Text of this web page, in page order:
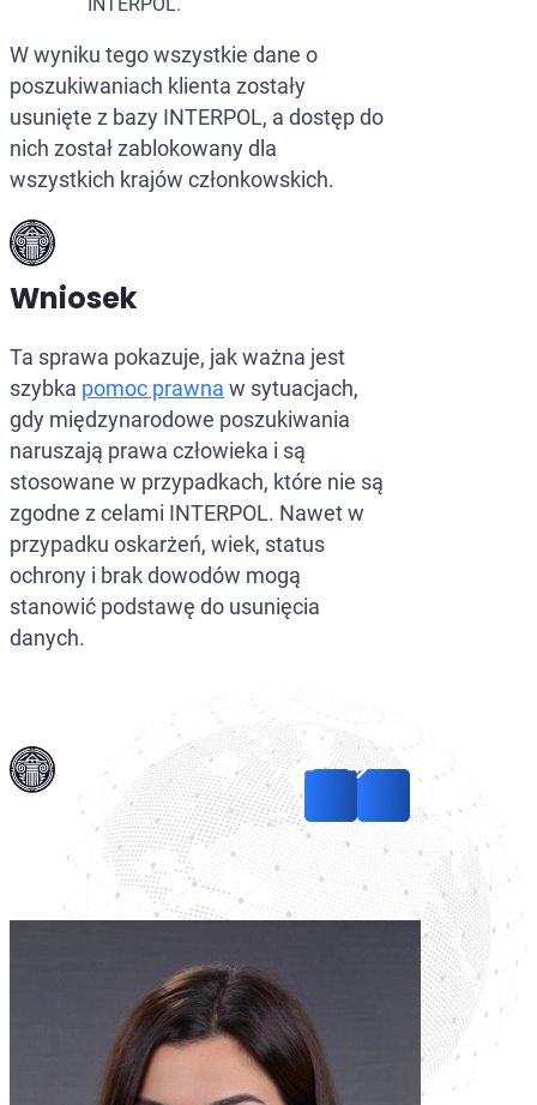
INTERPOL.
W wyniku tego wszystkie dane o
poszukiwaniach klienta zostały
usunięte z bazy INTERPOL, a dostęp do
nich został zablokowany dla
wszystkich krajów członkowskich.
Wniosek
Ta sprawa pokazuje, jak ważna jest
szybka pomoc prawna w sytuacjach,
gdy międzynarodowe poszukiwania
naruszają prawa człowieka i są
stosowane w przypadkach, które nie są
zgodne z celami INTERPOL. Nawet w
przypadku oskarżeń, wiek, status
ochrony i brak dowodów mogą
stanowić podstawę do usunięcia
danych.
dotyczących
międzynarodowego
poszukiwania i
usunięcie naruszeń
proceduralnych
Read more